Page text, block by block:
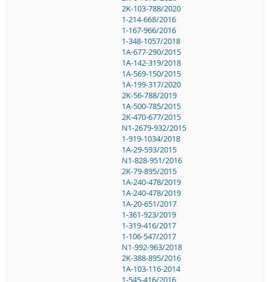
2K-103-788/2020
1-214-668/2016
1-167-966/2016
1-348-1057/2018
1A-677-290/2015
1A-142-319/2018
1A-569-150/2015
1A-199-317/2020
2K-56-788/2019
1A-500-785/2015
2K-470-677/2015
N1-2679-932/2015
1-919-1034/2018
1A-29-593/2015
N1-828-951/2016
2K-79-895/2015
1A-240-478/2019
1A-240-478/2019
1A-20-651/2017
1-361-923/2019
1-319-416/2017
1-106-547/2017
N1-992-963/2018
2K-388-895/2016
1A-103-116-2014
1-545-416/2016